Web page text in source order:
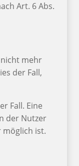
Art. 6 Abs.
mehr
der Fall,
Fall. Eine
der Nutzer
ist.